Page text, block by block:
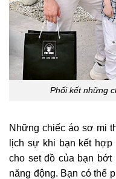
Phối kết những
Những chiếc áo sơ mi
lịch sự khi bạn kết
cho set đồ của bạn bớt
năng động. Bạn có thể